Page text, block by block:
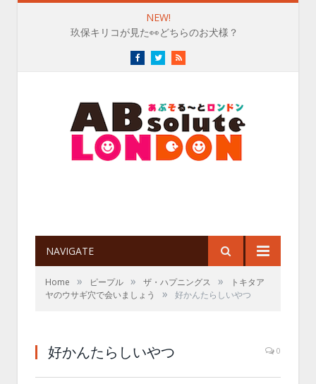
NEW!
玖保キリコが見た👀どちらのお犬様？
FacebookTwitterRSS
NAVIGATE
Home » ピープル » ザ・ハプニングス »
トキタア
ヤのウサギ穴で会いましょう
» 好かんたらしいやつ
好かんたらしいやつ 0